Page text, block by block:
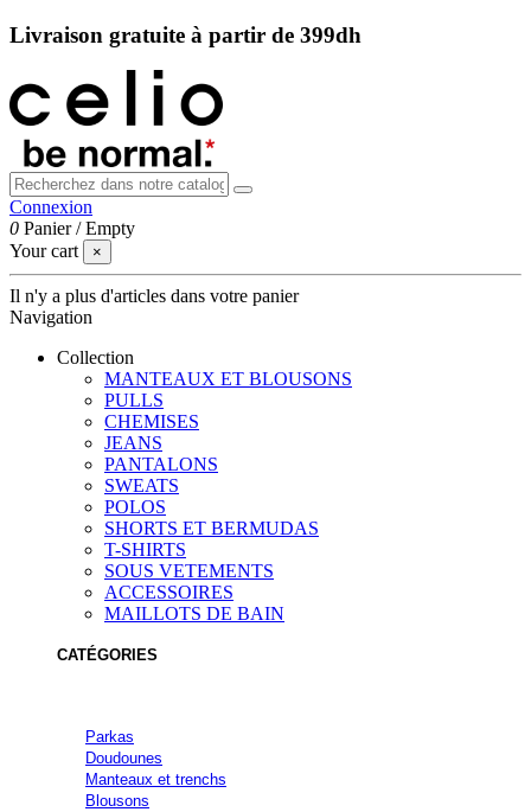
Livraison gratuite à partir de 399dh
Connexion
0 Panier /Empty
Your cart
×
Il n'y a plus d'articles dans votre panier
Navigation
Collection
MANTEAUX ET BLOUSONS
PULLS
CHEMISES
JEANS
PANTALONS
SWEATS
POLOS
SHORTS ET BERMUDAS
T-SHIRTS
SOUS VETEMENTS
ACCESSOIRES
MAILLOTS DE BAIN
CATÉGORIES
Parkas
Doudounes
Manteaux et trenchs
Blousons